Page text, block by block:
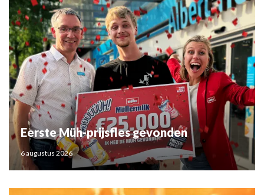
Eerste Müh-prijsfles gevonden
6 augustus 2026